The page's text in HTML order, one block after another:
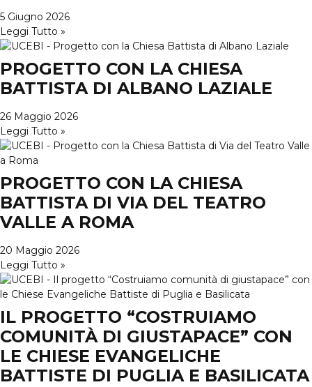
5 Giugno 2026
Leggi Tutto »
PROGETTO CON LA CHIESA
BATTISTA DI ALBANO LAZIALE
26 Maggio 2026
Leggi Tutto »
PROGETTO CON LA CHIESA
BATTISTA DI VIA DEL TEATRO
VALLE A ROMA
20 Maggio 2026
Leggi Tutto »
IL PROGETTO “COSTRUIAMO
COMUNITÀ DI GIUSTAPACE” CON
LE CHIESE EVANGELICHE
BATTISTE DI PUGLIA E BASILICATA